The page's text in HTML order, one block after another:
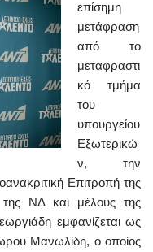
επίσημη
μετάφραση
από το
μεταφραστι
κό τμήμα
του
υπουργείου
Εξωτερικώ
ν, την
Επιτροπή της
ΝΔ και μέλους της
εμφανίζεται ως
Μανωλίδη, ο οποίος